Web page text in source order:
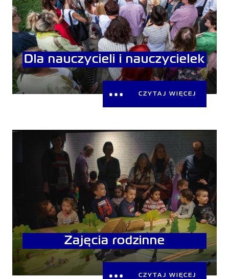
Dla nauczycieli i nauczycielek
CZYTAJ WIĘCEJ
Zajęcia rodzinne
CZYTAJ WIĘCEJ